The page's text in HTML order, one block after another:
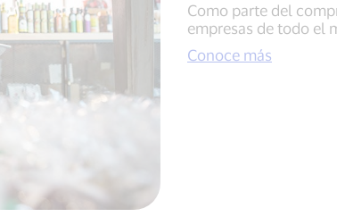
Como parte del
empresas de todo el
Conoce más